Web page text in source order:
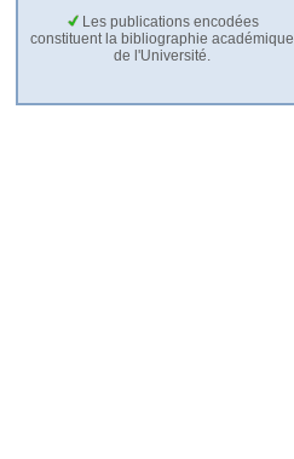
Les publications encodées
constituent la bibliographie académique
de l'Université.